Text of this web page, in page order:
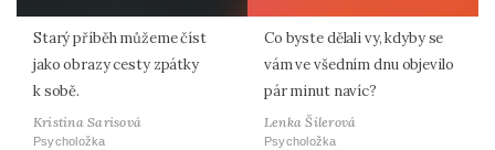
Starý příběh můžeme číst
jako obrazy cesty zpátky
k sobě.
Kristina Sarisová
Psycholožka
Co byste dělali vy, kdyby se
vám ve všedním dnu objevilo
pár minut navíc?
Lenka Šilerová
Psycholožka